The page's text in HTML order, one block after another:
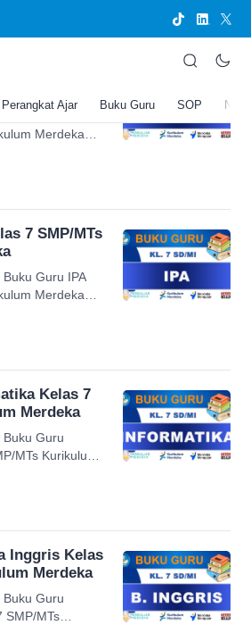
Perangkat Ajar Buku Guru SOP
7 SMP/MTs
Guru IPS
Merdeka
dalam
yang
deep
guru
belajar yang
untuk berpikir
dengan
7 SMP/MTs
Guru IPA
Merdeka
sains
pendekatan
guru
yang
mendalam,
Di dalam
Kelas 7
Merdeka
Guru
MTs Kurikulum
proses
inovatif dan
memahami
mampu
serta
secara
Inggris Kelas
Merdeka
Guru
SMP/MTs